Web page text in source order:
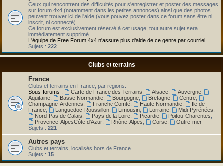
Ceux qui rencontrent des difficultés pour s'enregistrer et poster des messages
sur forum 4x4 (notamment dans les petites annonces) ainsi que des photos
peuvent trouver ici de l'aide (vous pouvez poster dans ce forum sans être ni
inscrit, ni connecté).
Ce forum est exclusivement réservé à cet usage, tout autre sujet sera
immédiatement supprimé.
L'équipe de Free Forum 4x4 n'assure plus d'aide de ce genre par courriel
Sujets : 222
Clubs et terrains
France
Clubs et terrains en France, par régions.
Sous-forums :
Carte de France des Terrains Alsace, Auvergne,
Aquitaine
Basse Normandie, Bourgogne, Bretagne, Centre
Champagne-Ardennes
Franche Comté, Haute Normandie,
Ile de
France
Languedoc-Roussillon, Limousin, Lorraine, Midi-Pyrénées
Nord-Pas de Calais
Pays de la Loire, Picardie, Poitou-Charentes
Provence-AlpesCôte d'Azur, Rhône-Alpes Corse,
Outre-mer
Sujets : 221
Autres pays
Clubs et terrains, localisés hors de France.
Sujets : 15